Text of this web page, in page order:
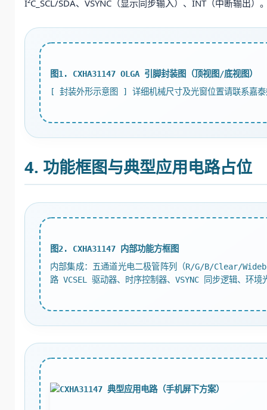
I²C_SCL/SDA、VSYNC（显示同步输入）、INT（中断输出
图1. CXHA31147 OLGA 引脚封装图（顶视图/底视图）
[ 封装外形示意图 ] 详细机械尺寸及光窗位置请联系嘉泰
4. 功能框图与典型应用电路占位
图2. CXHA31147 内部功能方框图
内部集成：五通道光电二极管阵列（R/G/B/Clear/
路 VCSEL 驱动器、时序控制器、VSYNC 同步逻辑、环